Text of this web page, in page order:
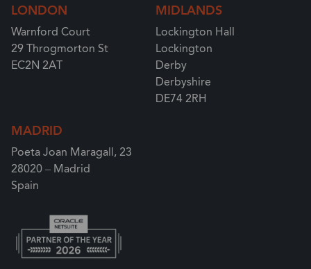
LONDON
Warnford Court
29 Throgmorton St
EC2N 2AT
MIDLANDS
Lockington Hall
Lockington
Derby
Derbyshire
DE74 2RH
MADRID
Poeta Joan Maragall, 23
28020 – Madrid
Spain